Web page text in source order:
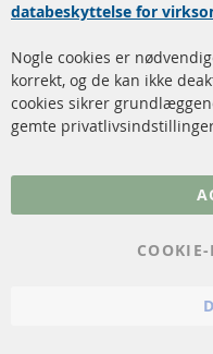
Katalysator (KAT)
Sensorer
FAQ
databeskyttelse for
Nogle cookies er
korrekt, og de kan ikke
cookies sikrer
gemte